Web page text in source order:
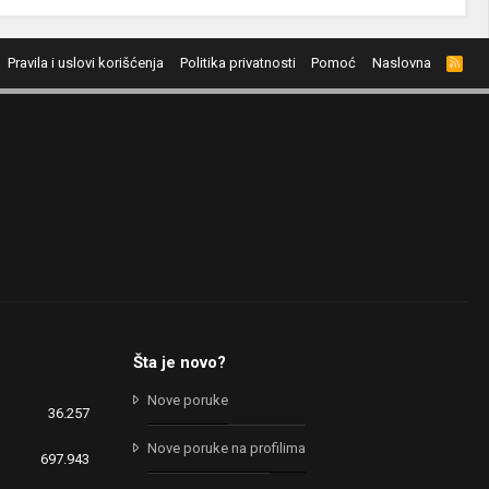
Pravila i uslovi korišćenja Politika privatnosti Pomoć Naslovna
R
S
S
36.257
697.943
Šta je novo?
Nove poruke
Nove poruke na profilima